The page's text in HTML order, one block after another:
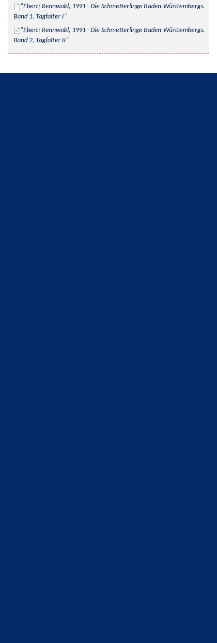
Ebert; Rennwald, 1991 - Die Schmetterlinge Baden-Württembergs.
Band 1, Tagfalter I
Ebert; Rennwald, 1991 - Die Schmetterlinge Baden-Württembergs.
Band 2, Tagfalter II